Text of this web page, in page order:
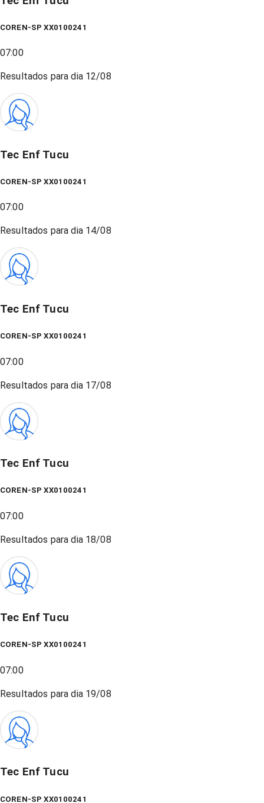
COREN-SP XX0100241
07:00
Resultados para dia 12/08
Tec Enf Tucu
COREN-SP XX0100241
07:00
Resultados para dia 14/08
Tec Enf Tucu
COREN-SP XX0100241
07:00
Resultados para dia 17/08
Tec Enf Tucu
COREN-SP XX0100241
07:00
Resultados para dia 18/08
Tec Enf Tucu
COREN-SP XX0100241
07:00
Resultados para dia 19/08
Tec Enf Tucu
COREN-SP XX0100241